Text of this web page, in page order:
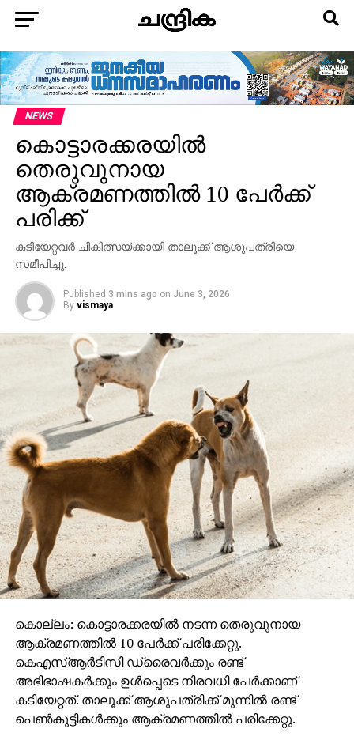
NEWS
കൊട്ടാരക്കരയിൽ
തെരുവുനായ
ആക്രമണത്തിൽ 10 പേർക്ക്
പരിക്ക്
കടിയേറ്റവർ ചികിത്സയ്ക്കായി താലൂക്ക് ആശുപത്രിയെ
സമീപിച്ചു.
Published 3 mins ago on June 3, 2026
By vismaya
കൊല്ലം: കൊട്ടാരക്കരയിൽ നടന്ന തെരുവുനായ
ആക്രമണത്തിൽ 10 പേർക്ക് പരിക്കേറ്റു.
കെഎസ്ആർടിസി ഡ്രൈവർക്കും രണ്ട്
അഭിഭാഷകർക്കും ഉൾപ്പെടെ നിരവധി പേർക്കാണ്
കടിയേറ്റത്. താലൂക്ക് ആശുപത്രിക്ക് മുന്നിൽ രണ്ട്
പെൺകുട്ടികൾക്കും ആക്രമണത്തിൽ പരിക്കേറ്റു.